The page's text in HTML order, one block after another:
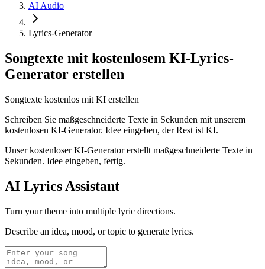
AI Audio
Lyrics-Generator
Songtexte mit kostenlosem KI-Lyrics-
Generator erstellen
Songtexte kostenlos mit KI erstellen
Schreiben Sie maßgeschneiderte Texte in Sekunden mit unserem
kostenlosen KI-Generator. Idee eingeben, der Rest ist KI.
Unser kostenloser KI-Generator erstellt maßgeschneiderte Texte in
Sekunden. Idee eingeben, fertig.
AI Lyrics Assistant
Turn your theme into multiple lyric directions.
Describe an idea, mood, or topic to generate lyrics.